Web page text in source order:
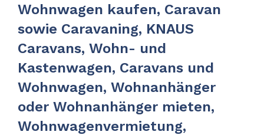
Wohnwagen kaufen, Caravan
sowie Caravaning, KNAUS
Caravans, Wohn- und
Kastenwagen, Caravans und
Wohnwagen, Wohnanhänger
oder Wohnanhänger mieten,
Wohnwagenvermietung,